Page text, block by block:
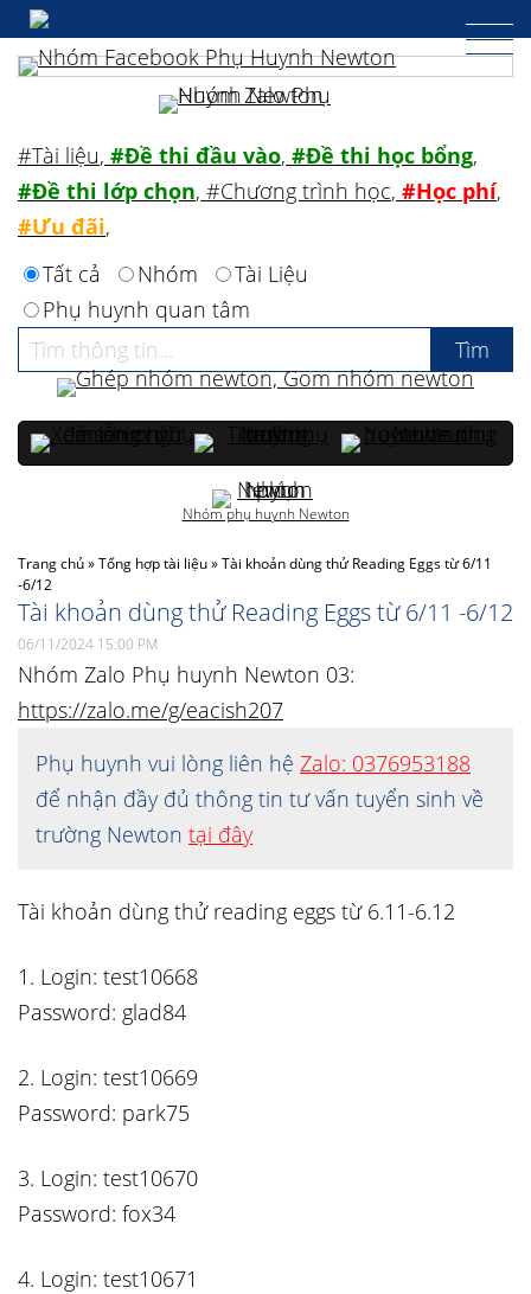
Trang chủ»Tổng hợp tài liệu»Tài khoản dùng thử Reading Eggs từ 6/11
-6/12
Tài khoản dùng thử Reading Eggs từ 6/11 -6/12
06/11/2024 15:00 PM
Nhóm Zalo Phụ huynh Newton 03:
https://zalo.me/g/eacish207
Phụ huynh vui lòng liên hệ Zalo: 0376953188
để nhận đầy đủ thông tin tư vấn tuyển sinh về
trường Newton tại đây
Tài khoản dùng thử reading eggs từ 6.11-6.12
1. Login: test10668
Password: glad84
2. Login: test10669
Password: park75
3. Login: test10670
Password: fox34
4. Login: test10671
#Tài liệu, #Đề thi đầu vào, #Đề thi học bổng,
#Đề thi lớp chọn, #Chương trình học, #Học phí,
#Ưu đãi,
Tất cả
Nhóm
Tài Liệu
Phụ huynh quan tâm
Nhóm phụ huynh Newton